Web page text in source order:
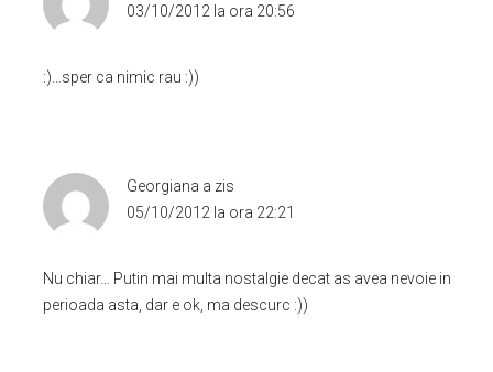
03/10/2012 la ora 20:56
:)…sper ca nimic rau :))
Georgiana a zis
05/10/2012 la ora 22:21
Nu chiar… Putin mai multa nostalgie decat as avea nevoie in
perioada asta, dar e ok, ma descurc :))